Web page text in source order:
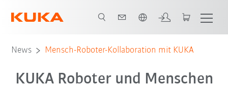
News Mensch-Roboter-Kollaboration mit KUKA
KUKA Roboter und Menschen